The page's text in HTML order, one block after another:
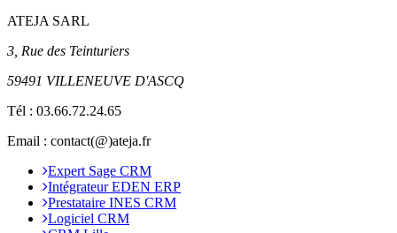
ATEJA SARL
3, Rue des Teinturiers
59491 VILLENEUVE D'ASCQ
Tél : 03.66.72.24.65
Email : contact(@)ateja.fr
Expert Sage CRM
Intégrateur EDEN ERP
Prestataire INES CRM
Logiciel CRM